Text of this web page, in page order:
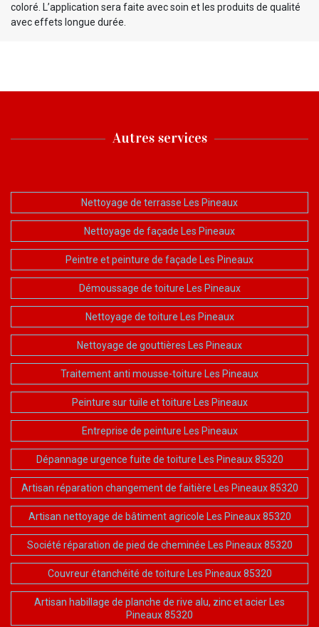
coloré. L’application sera faite avec soin et les produits de qualité
avec effets longue durée.
Autres services
Nettoyage de terrasse Les Pineaux
Nettoyage de façade Les Pineaux
Peintre et peinture de façade Les Pineaux
Démoussage de toiture Les Pineaux
Nettoyage de toiture Les Pineaux
Nettoyage de gouttières Les Pineaux
Traitement anti mousse-toiture Les Pineaux
Peinture sur tuile et toiture Les Pineaux
Entreprise de peinture Les Pineaux
Dépannage urgence fuite de toiture Les Pineaux 85320
Artisan réparation changement de faitière Les Pineaux 85320
Artisan nettoyage de bâtiment agricole Les Pineaux 85320
Société réparation de pied de cheminée Les Pineaux 85320
Couvreur étanchéité de toiture Les Pineaux 85320
Artisan habillage de planche de rive alu, zinc et acier Les
Pineaux 85320